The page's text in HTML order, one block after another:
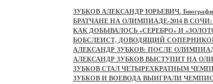
ЗУБКОВ АЛЕКСАНДР ЮРЬЕВИЧ.
БРАТЧАНЕ НА ОЛИМПИАДЕ-2014 В
КАК ДОБЫВАЛОСЬ «СЕРЕБРО» И
БОБСЛЕИСТ, ДОВОДЯЩИЙ
АЛЕКСАНДР ЗУБКОВ: ПОСЛЕ
АЛЕКСАНДР ЗУБКОВ ВЫСТУПИТ НА
ЗУБКОВ СТАЛ ЧЕТЫРЕХКРАТНЫМ
ЗУБКОВ И ВОЕВОДА ВЫИГРАЛИ